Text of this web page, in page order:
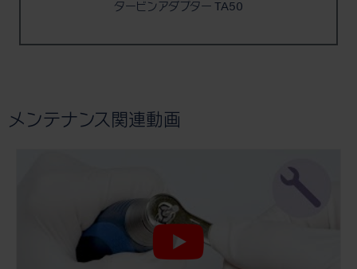
タービンアダプター TA50
メンテナンス関連動画